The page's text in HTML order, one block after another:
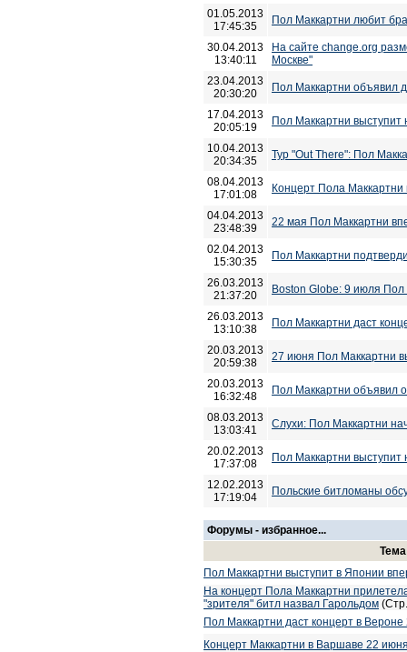
01.05.2013
17:45:35
Пол Маккартни любит
30.04.2013
13:40:11
На сайте change.org
Москве"
23.04.2013
20:30:20
Пол Маккартни объявил
17.04.2013
20:05:19
Пол Маккартни
10.04.2013
20:34:35
Тур "Out There": Пол
08.04.2013
17:01:08
Концерт Пола
04.04.2013
23:48:39
22 мая Пол Маккартни
02.04.2013
15:30:35
Пол Маккартни
26.03.2013
21:37:20
Boston Globe: 9 июля Пол
26.03.2013
13:10:38
Пол Маккартни даст
20.03.2013
20:59:38
27 июня Пол Маккартни
20.03.2013
16:32:48
Пол Маккартни объявил
08.03.2013
13:03:41
Слухи: Пол Маккартни
20.02.2013
17:37:08
Пол Маккартни выступит
12.02.2013
17:19:04
Польские битломаны
Форумы - избранное...
Пол Маккартни выступит в Японии
На концерт Пола Маккартни
"зрителя" битл назвал Гарольдом
Пол Маккартни даст концерт в
Концерт Маккартни в Варшаве 22